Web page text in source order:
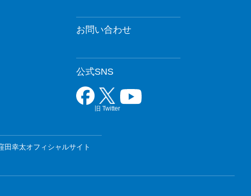
お問い合わせ
公式SNS
旧 Twitter
田幸太オフィシャルサイト